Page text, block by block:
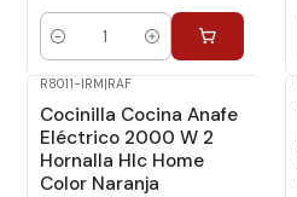
Cantidad
R8011-IRM|RAF
Cocinilla Cocina Anafe
Eléctrico 2000 W 2
Hornalla Hlc Home
Color Naranja